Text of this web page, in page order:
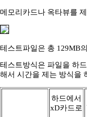
메모리카드나 옥타뷰를
테스트파일은 총 129MB
테스트방식은 파일을 하
해서 시간을 제는 방식을
하드에서
xD카드로